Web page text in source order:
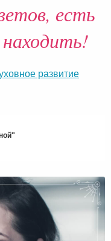
есть
развитие